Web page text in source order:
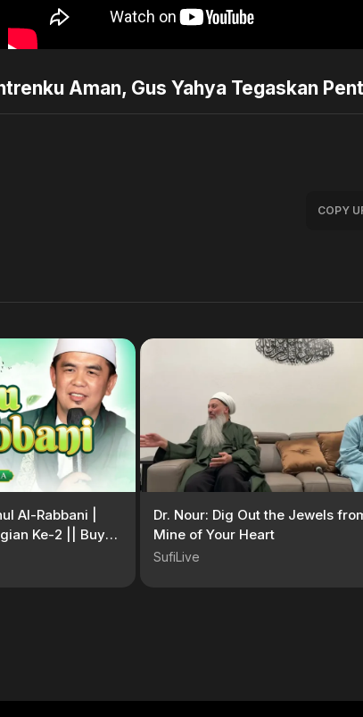
Aman, Gus Yahya Tegaskan
COPY
Al-Rabbani |
Ke-2 || Buya
Dr. Nour: Dig Out the Jewels
Mine of Your Heart
SufiLive